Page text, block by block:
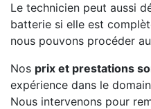
Le technicien peut aussi
batterie si elle est
nous pouvons procéder
Nos prix et prestations
expérience dans le
Nous intervenons pour